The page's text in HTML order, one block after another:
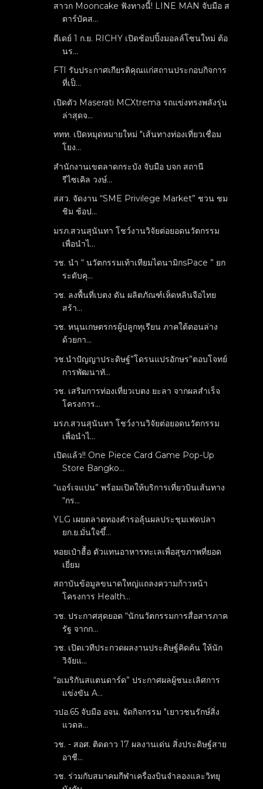
สาวก Mooncake ฟังทางนี้! LINE MAN จับมือ ส
ตาร์บัคส...
ดีเดย์ 1 ก.ย. RICHY เปิดช้อปปิ้งมอลล์โซนใหม่ ต้อ
นร...
FTI รับประกาศเกียรติคุณแก่สถานประกอบกิจการ
ที่เป็...
เปิดตัว Maserati MCXtrema รถแข่งทรงพลังรุ่น
ล่าสุดจ...
ททท. เปิดหมุดหมายใหม่ "เส้นทางท่องเที่ยวเชื่อม
โยง...
สำนักงานเขตลาดกระบัง จับมือ บจก สถานี
รีไซเคิล วงษ์...
สสว. จัดงาน “SME Privilege Market” ชวน ชม
ชิม ช้อป...
มรภ.สวนสุนันทา โชว์งานวิจัยต่อยอดนวัตกรรม
เพื่อนำไ...
วช. นำ “ นวัตกรรมเท้าเทียมไดนามิกsPace ” ยก
ระดับคุ...
วช. ลงพื้นที่เบตง ดัน ผลิตภัณฑ์เห็ดหลินจือไทย
สร้า...
วช. หนุนเกษตรกรผู้ปลูกทุเรียน ภาคใต้ตอนล่าง
ด้วยกา...
วช.นำปัญญาประดิษฐ์”โดรนแปรอักษร”ตอบโจทย์
การพัฒนาทั...
วช. เสริมการท่องเที่ยวเบตง ยะลา จากผลสำเร็จ
โครงการ...
มรภ.สวนสุนันทา โชว์งานวิจัยต่อยอดนวัตกรรม
เพื่อนำไ...
เปิดแล้ว!! One Piece Card Game Pop-Up
Store Bangko...
“แอร์เจแปน” พร้อมเปิดให้บริการเที่ยวบินเส้นทาง
“กร...
YLG เผยตลาดทองคำรอลุ้นผลประชุมเฟดปลา
ยก.ย.มั่นใจขึ้...
หอยเป๋าฮื้อ ตัวแทนอาหารทะเลเพื่อสุขภาพที่ยอด
เยี่ยม
สถาบันข้อมูลขนาดใหญ่แถลงความก้าวหน้า
โครงการ Health...
วช. ประกาศสุดยอด “นักนวัตกรรมการสื่อสารภาค
รัฐ จากก...
วช. เปิดเวทีประกวดผลงานประดิษฐ์คิดค้น ให้นัก
วิจัยแ...
“อเมริกันสแตนดาร์ด” ประกาศผลผู้ชนะเลิศการ
แข่งขัน A...
วปอ.65 จับมือ อจน. จัดกิจกรรม "เยาวชนรักษ์สิ่ง
แวดล...
วช. - สอศ. ติดดาว 17 ผลงานเด่น สิ่งประดิษฐ์สาย
อาชี...
วช. ร่วมกับสมาคมกีฬาเครื่องบินจำลองและวิทยุ